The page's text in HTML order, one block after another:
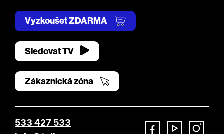
Vyzkoušet ZDARMA
Sledovat TV
Zákaznická zóna
533 427 533